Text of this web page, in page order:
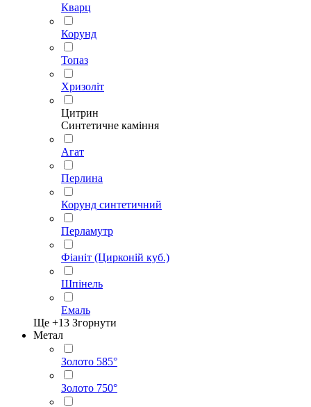
Кварц
Корунд
Топаз
Хризоліт
Цитрин
Синтетичне каміння
Агат
Перлина
Корунд синтетичний
Перламутр
Фіаніт (Цирконій куб.)
Шпінель
Емаль
Ще +13 Згорнути
Метал
Золото 585°
Золото 750°